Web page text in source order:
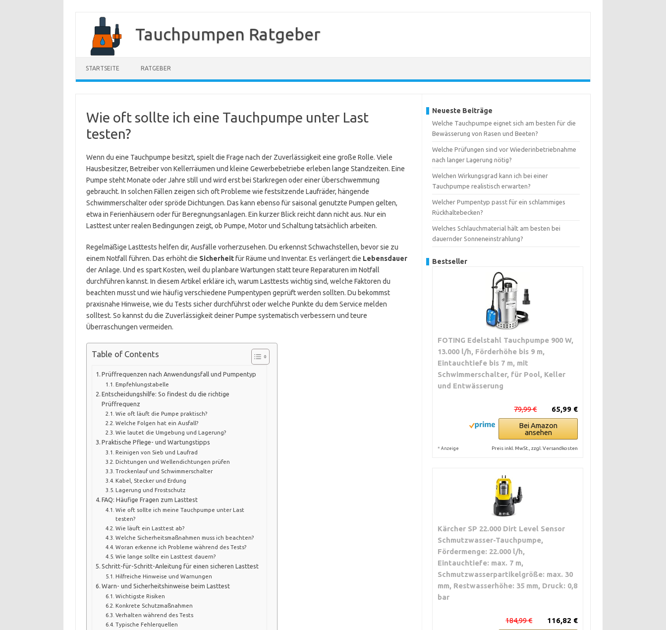
springen
Tauchpumpen Ratgeber
STARTSEITE RATGEBER
Wie oft sollte ich eine Tauchpumpe unter Last
testen?
Wenn du eine Tauchpumpe besitzt, spielt die Frage nach der Zuverlässigkeit eine große Rolle. Viele
Hausbesitzer, Betreiber von Kellerräumen und kleine Gewerbebetriebe erleben lange Standzeiten. Eine
Pumpe steht Monate oder Jahre still und wird erst bei Starkregen oder einer Überschwemmung
gebraucht. In solchen Fällen zeigen sich oft Probleme wie festsitzende Laufräder, hängende
Schwimmerschalter oder spröde Dichtungen. Das kann ebenso für saisonal genutzte Pumpen gelten,
etwa in Ferienhäusern oder für Beregnungsanlagen. Ein kurzer Blick reicht dann nicht aus. Nur ein
Lasttest unter realen Bedingungen zeigt, ob Pumpe, Motor und Schaltung tatsächlich arbeiten.
Regelmäßige Lasttests helfen dir, Ausfälle vorherzusehen. Du erkennst Schwachstellen, bevor sie zu
einem Notfall führen. Das erhöht die Sicherheitfür Räume und Inventar. Es verlängert die Lebensdauer
der Anlage. Und es spart Kosten, weil du planbare Wartungen statt teure Reparaturen im Notfall
durchführen kannst. In diesem Artikel erkläre ich, warum Lasttests wichtig sind, welche Faktoren du
beachten musst und wie häufig verschiedene Pumpentypen geprüft werden sollten. Du bekommst
praxisnahe Hinweise, wie du Tests sicher durchführst oder welche Punkte du dem Service melden
solltest. So kannst du die Zuverlässigkeit deiner Pumpe systematisch verbessern und teure
Überraschungen vermeiden.
Table of Contents
Prüffrequenzen nach Anwendungsfall und Pumpentyp
Empfehlungstabelle
Entscheidungshilfe: So findest du die richtige
Prüffrequenz
Wie oft läuft die Pumpe praktisch?
Welche Folgen hat ein Ausfall?
Wie lautet die Umgebung und Lagerung?
Praktische Pflege- und Wartungstipps
Reinigen von Sieb und Laufrad
Dichtungen und Wellendichtungen prüfen
Trockenlauf und Schwimmerschalter
Kabel, Stecker und Erdung
Lagerung und Frostschutz
FAQ: Häufige Fragen zum Lasttest
Wie oft sollte ich meine Tauchpumpe unter Last
testen?
Wie läuft ein Lasttest ab?
Welche Sicherheitsmaßnahmen muss ich beachten?
Woran erkenne ich Probleme während des Tests?
Wie lange sollte ein Lasttest dauern?
Schritt-für-Schritt-Anleitung für einen sicheren Lasttest
Hilfreiche Hinweise und Warnungen
Warn- und Sicherheitshinweise beim Lasttest
Wichtigste Risiken
Konkrete Schutzmaßnahmen
Verhalten während des Tests
Typische Fehlerquellen
Neueste Beiträge
Welche Tauchpumpe eignet sich am besten für die
Bewässerung von Rasen und Beeten?
Welche Prüfungen sind vor Wiederinbetriebnahme
nach langer Lagerung nötig?
Welchen Wirkungsgrad kann ich bei einer
Tauchpumpe realistisch erwarten?
Welcher Pumpentyp passt für ein schlammiges
Rückhaltebecken?
Welches Schlauchmaterial hält am besten bei
dauernder Sonneneinstrahlung?
Bestseller
FOTING Edelstahl Tauchpumpe 900 W,
13.000 l/h, Förderhöhe bis 9 m,
Eintauchtiefe bis 7 m, mit
Schwimmerschalter, für Pool, Keller
und Entwässerung
65,99 €
79,99 €
Bei Amazon
ansehen
* Anzeige Preis inkl. MwSt., zzgl. Versandkosten
Kärcher SP 22.000 Dirt Level Sensor
Schmutzwasser-Tauchpumpe,
Fördermenge: 22.000 l/h,
Eintauchtiefe: max. 7 m,
Schmutzwasserpartikelgröße: max. 30
mm, Restwasserhöhe: 35 mm, Druck: 0,8
bar
116,82 €
184,99 €